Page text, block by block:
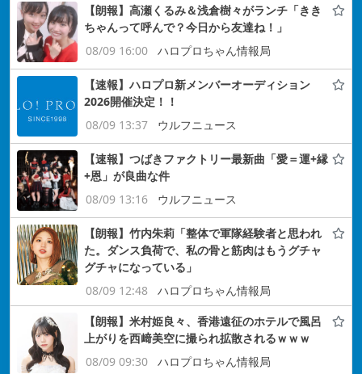
【朗報】高瀬くるみ＆浅倉樹々がランチ「きき
ちゃんって呼んで？今日から友達ね！」
08/09 16:00
ハロプロちゃん情報局
【速報】ハロプロ新メンバーオーディション
2026開催決定！！
08/09 13:37
ウルフニュース
【速報】つばきファクトリー最新曲「愛＝運+縁
+恩」が良曲な件
08/09 13:16
ウルフニュース
【朗報】竹内朱莉「整体で軍隊経験者と思われ
た。ダンス負荷で、私の骨と筋肉はもうグチャ
グチャになっている」
08/09 12:48
ハロプロちゃん情報局
【朗報】米村姫良々、香港遠征のホテルで風呂
上がりを西﨑美空に撮られ拡散されるｗｗｗ
08/09 09:30
ハロプロちゃん情報局